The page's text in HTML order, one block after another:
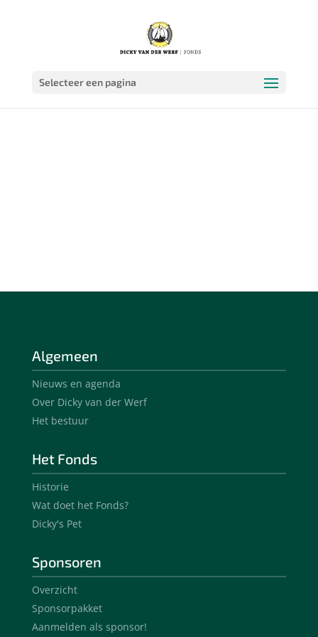
Selecteer een pagina
Algemeen
Nieuws en agenda
Over Dicky van der Werf
Het bestuur
Het Fonds
Historie
Wat doet het Fonds?
Dicky's Pet
Sponsoren
Overzicht
Sponsorpakket
Aanmelden als sponsor!